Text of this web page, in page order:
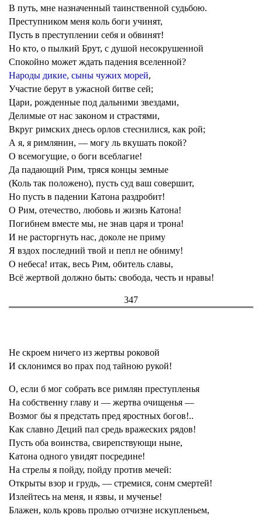
В путь, мне назначенный таинственной судьбою.
Преступником меня коль боги учинят,
Пусть в преступлении себя и обвинят!
Но кто, о пылкий Брут, с душой несокрушенной
Спокойно может ждать падения вселенной?
Народы дикие, сыны чужих морей,
Участие берут в ужасной битве сей;
Цари, рожденные под дальними звездами,
Делимые от нас законом и страстями,
Вкруг римских днесь орлов стеснилися, как рой;
А я, я римлянин, — могу ль вкушать покой?
О всемогущие, о боги всеблагие!
Да падающий Рим, тряся концы земные
(Коль так положено), пусть суд ваш совершит,
Но пусть в падении Катона раздробит!
О Рим, отечество, любовь и жизнь Катона!
Погибнем вместе мы, не знав царя и трона!
И не расторгнуть нас, доколе не приму
Я вздох последний твой и пепл не обниму!
О небеса! итак, весь Рим, обитель славы,
Всё жертвой должно быть: свобода, честь и нравы!
347
Не скроем ничего из жертвы роковой
И склонимся во прах под тайною рукой!
О, если б мог собрать все римлян преступленья
На собственну главу и — жертва очищенья —
Возмог бы я предстать пред яростных богов!..
Как славно Деций пал средь вражеских рядов!
Пусть оба воинства, свирепствующи ныне,
Катона одного увидят посредине!
На стрелы я пойду, пойду против мечей:
Открыты взор и грудь, — стремися, сонм смертей!
Излейтесь на меня, и язвы, и мученье!
Блажен, коль кровь пролью отчизне искупленьем,